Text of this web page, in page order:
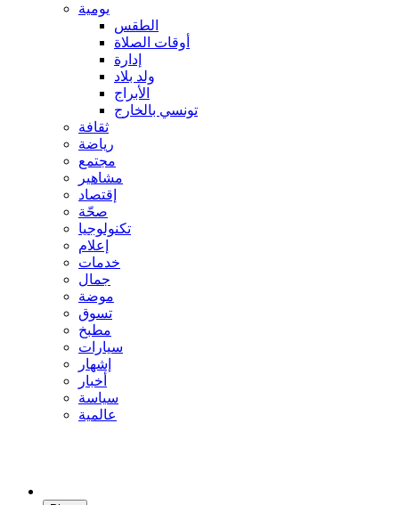
يومية
الطقس
أوقات الصلاة
إدارة
ولد بلاد
الأبراج
تونسي بالخارج
ثقافة
رياضة
مجتمع
مشاهير
إقتصاد
صحّة
تكنولوجيا
إعلام
خدمات
جمال
موضة
تسوق
مطبخ
سيارات
إشهار
أخبار
سياسة
عالمية